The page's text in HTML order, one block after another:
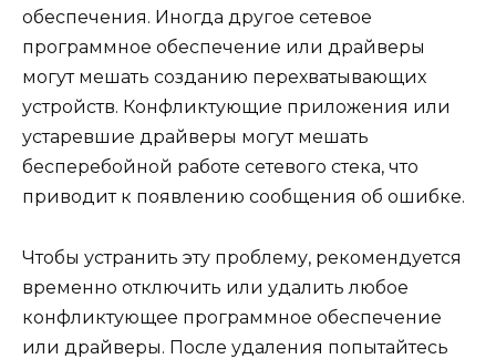
обеспечения. Иногда другое сетевое
программное обеспечение или драйверы
могут мешать созданию перехватывающих
устройств. Конфликтующие приложения или
устаревшие драйверы могут мешать
бесперебойной работе сетевого стека, что
приводит к появлению сообщения об ошибке.
Чтобы устранить эту проблему, рекомендуется
временно отключить или удалить любое
конфликтующее программное обеспечение
или драйверы. После удаления попытайтесь